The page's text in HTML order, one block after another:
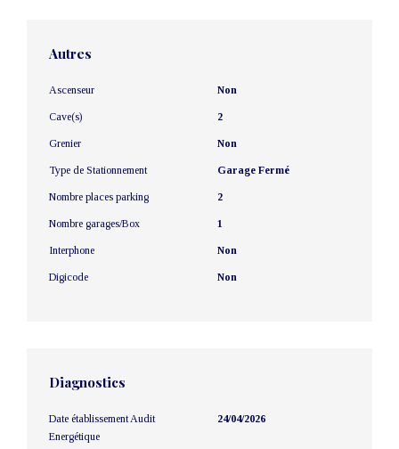
Autres
Ascenseur Non
Cave(s) 2
Grenier Non
Type de Stationnement Garage Fermé
Nombre places parking 2
Nombre garages/Box 1
Interphone Non
Digicode Non
Diagnostics
Date établissement Audit
Energétique
24/04/2026